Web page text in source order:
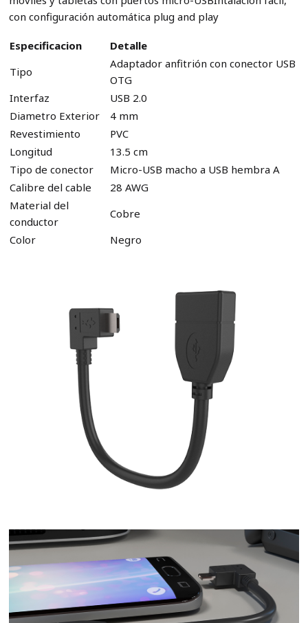
con configuración automática plug and play
Especificacion
Detalle
Tipo
Adaptador anfitrión con conector USB
OTG
Interfaz
USB 2.0
Diametro Exterior
4 mm
Revestimiento
PVC
Longitud
13.5 cm
Tipo de conector
Micro-USB macho a USB hembra A
Calibre del cable
28 AWG
Material del
conductor
Cobre
Color
Negro